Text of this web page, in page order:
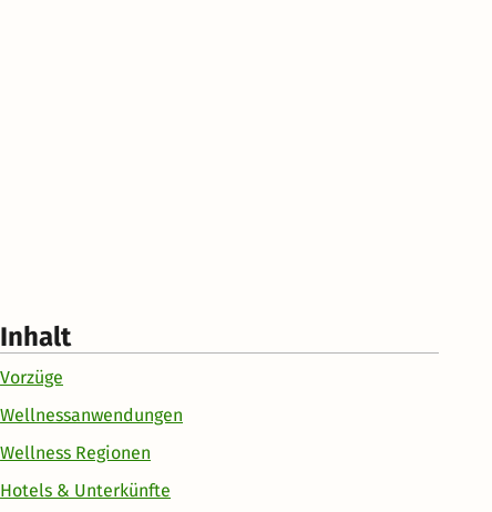
Inhalt
Vorzüge
Wellnessanwendungen
Wellness Regionen
Hotels & Unterkünfte